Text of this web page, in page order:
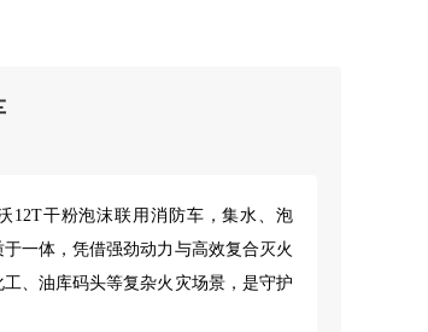
12T干粉泡沫联用消防车，集水、泡
一体，凭借强劲动力与高效复合灭火
、油库码头等复杂火灾场景，是守护